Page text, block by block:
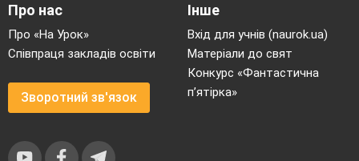
Про нас
Про «На Урок»
Співпраця закладів освіти
Зворотний зв'язок
Інше
Вхід для учнів (naurok.ua)
Матеріали до свят
Конкурс «Фантастична
п’ятірка»